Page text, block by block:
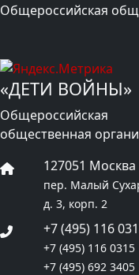
Общероссийская
«ДЕТИ ВОЙНЫ»
Общероссийская
общественная
127051 Москва
пер. Малый
д. 3, корп. 2
+7 (495) 116
+7 (495) 116 0315
+7 (495) 692 3405